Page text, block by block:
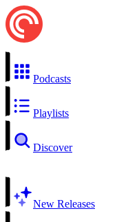
Podcasts
Playlists
Discover
New Releases